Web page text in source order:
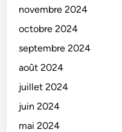
novembre 2024
octobre 2024
septembre 2024
août 2024
juillet 2024
juin 2024
mai 2024